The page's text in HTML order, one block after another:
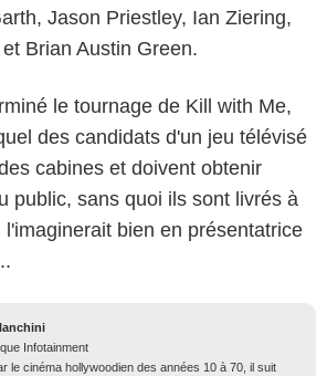
Jason Priestley, Ian Ziering,
Brian Austin Green.
le tournage de Kill with Me,
des candidats d'un jeu télévisé
cabines et doivent obtenir
public, sans quoi ils sont livrés à
l'imaginerait bien en présentatrice
Infotainment
le cinéma hollywoodien des années 10 à 70, il suit